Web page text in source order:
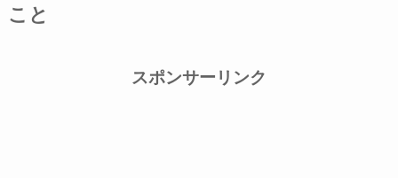
こと
スポンサーリンク